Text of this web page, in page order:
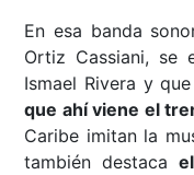
En esa banda
Ortiz Cassiani, se
Ismael Rivera y
que ahí viene el
Caribe imitan la
también destaca